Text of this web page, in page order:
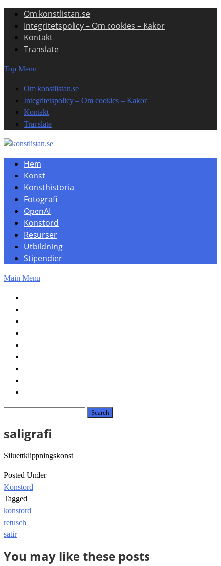
Skip
content
Om konstlistan.se
Integritetspolicy – Om cookies – Kakor
Kontakt
Translate
Top Menu
Om konstlistan.se
Integritetspolicy – Om cookies – Kakor
Kontakt
Translate
Hem
Konst
Konsthistoria
Fotografi
OpenAI
Konstord
Resurser
Utbildning
Stipendier
Main Menu
saligrafi
Siluettklippningskonst.
Posted Under
Konstord
Tagged
konstord
Post
navigation
retusch
satir
You may like these posts